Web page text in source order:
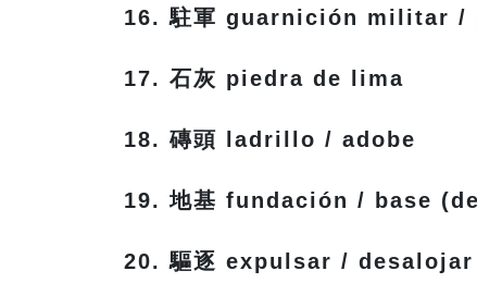
16. 駐軍 guarnición militar
17. 石灰 piedra de lima
18. 磚頭 ladrillo / adobe
19. 地基 fundación / base
20. 驅逐 expulsar /